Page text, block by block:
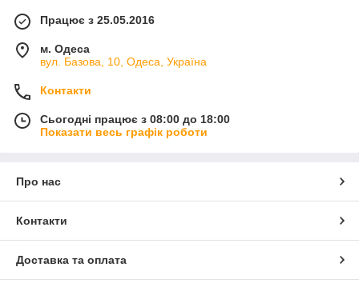
Працює з 25.05.2016
м. Одеса
вул. Базова, 10, Одеса, Україна
Контакти
Сьогодні працює з 08:00 до 18:00
Показати весь графік роботи
Про нас
Контакти
Доставка та оплата